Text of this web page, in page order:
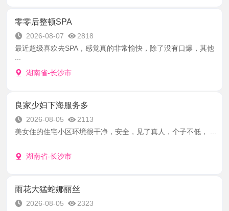
零零后整顿SPA
2026-08-07
2818
最近超级喜欢去SPA，感觉真的非常愉快，除了没有口爆，其他
湖南省-长沙市
良家少妇下海服务多
2026-08-05
2113
美女住的住宅小区环境很干净，安全，见了真人，个子不低， ...
湖南省-长沙市
雨花大猛蛇娜丽丝
2026-08-05
2323